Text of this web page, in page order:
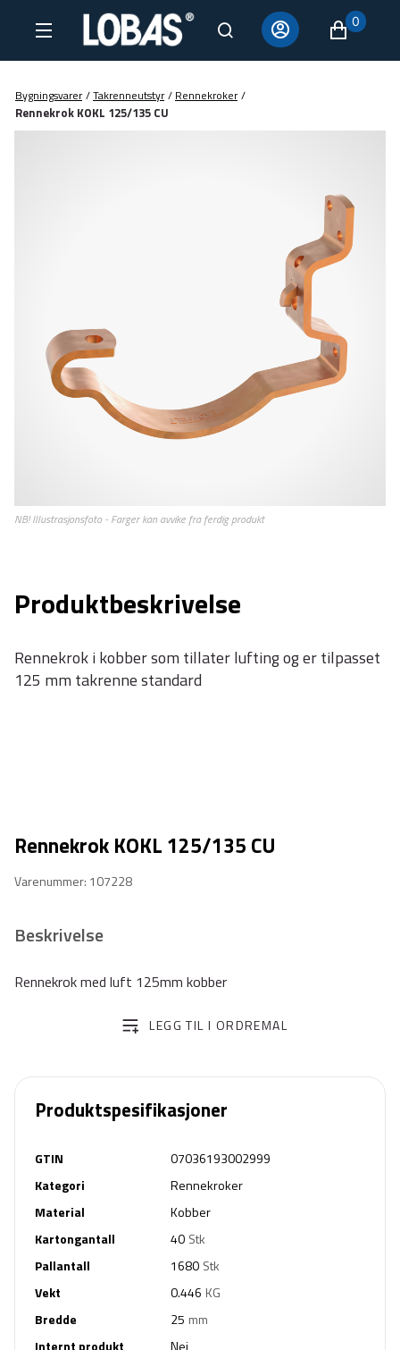
0
Bygningsvarer /Takrenneutstyr / Rennekroker /
Rennekrok KOKL 125/135 CU
Produktbeskrivelse
Rennekrok i kobber som tillater lufting og er tilpasset
125 mm takrenne standard
Rennekrok KOKL 125/135 CU
Varenummer: 107228
Beskrivelse
Rennekrok med luft 125mm kobber
LEGG TIL I ORDREMAL
Produktspesifikasjoner
GTIN
07036193002999
Kategori
Rennekroker
Material
Kobber
Kartongantall
40 Stk
Pallantall
1680 Stk
Vekt
0.446 KG
Bredde
25 mm
Internt produkt
Nei